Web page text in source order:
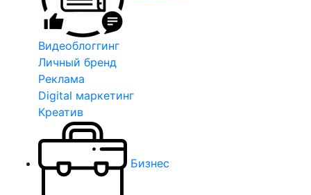
Видеоблоггинг
Личный бренд
Реклама
Digital маркетинг
Креатив
Бизнес